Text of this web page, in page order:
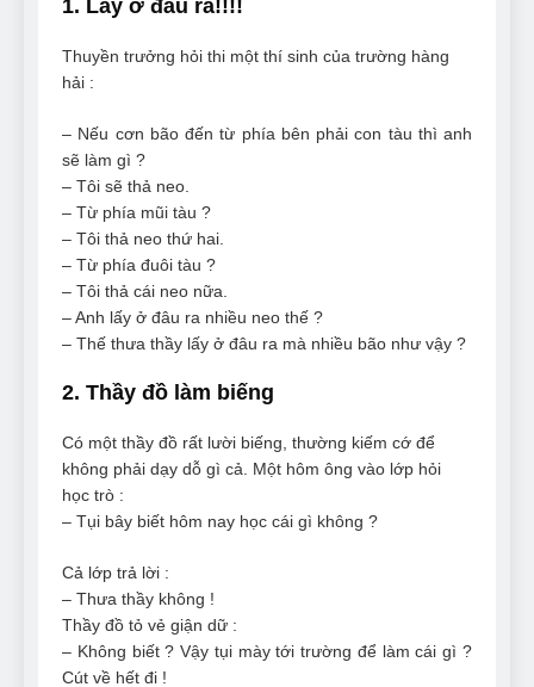
Can Bulldogs Play Fetch?
7 Năm Ago
7 Năm Ago
1. Lấy ở đâu ra!!!!
Thuyền trưởng hỏi thi một thí sinh của trường hàng
hải :
– Nếu cơn bão đến từ phía bên phải con tàu thì anh
sẽ làm gì ?
– Tôi sẽ thả neo.
– Từ phía mũi tàu ?
– Tôi thả neo thứ hai.
– Từ phía đuôi tàu ?
– Tôi thả cái neo nữa.
– Anh lấy ở đâu ra nhiều neo thế ?
– Thế thưa thầy lấy ở đâu ra mà nhiều bão như vậy ?
2. Thầy đồ làm biếng
Có một thầy đồ rất lười biếng, thường kiếm cớ để
không phải dạy dỗ gì cả. Một hôm ông vào lớp hỏi
học trò :
– Tụi bây biết hôm nay học cái gì không ?
Cả lớp trả lời :
– Thưa thầy không !
Thầy đồ tỏ vẻ giận dữ :
– Không biết ? Vậy tụi mày tới trường để làm cái gì ?
Cút về hết đi !